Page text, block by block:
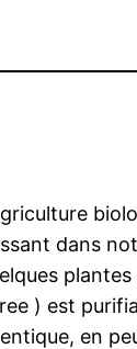
dans
) est
en